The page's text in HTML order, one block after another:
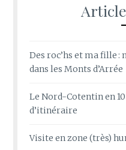
Des roc’hs et ma fille
dans les Monts d’Arrée
Le Nord-Cotentin en
d’itinéraire
Visite en zone (très)